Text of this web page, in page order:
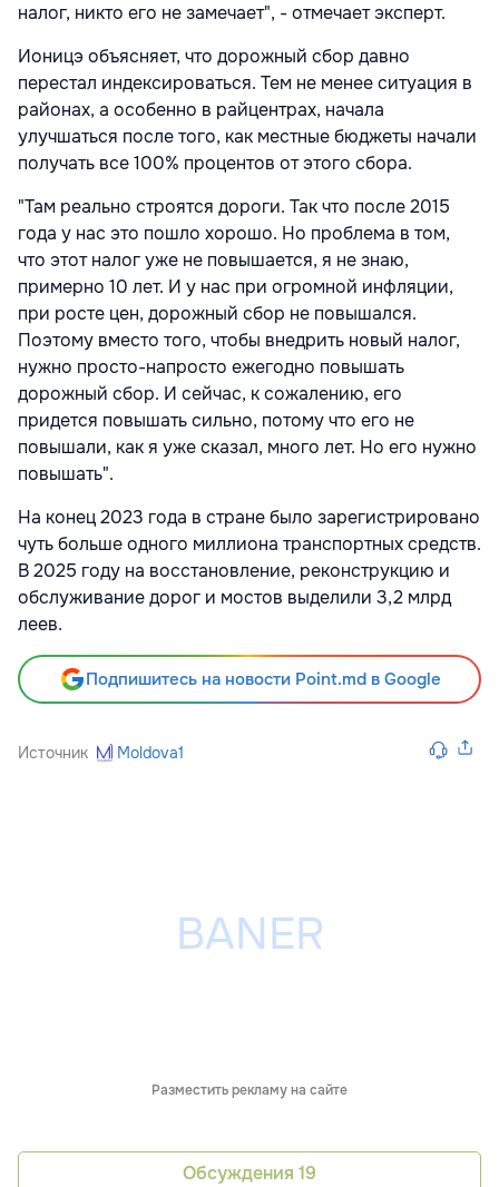
налог, никто его не замечает", - отмечает эксперт.
Ионицэ объясняет, что дорожный сбор давно
перестал индексироваться. Тем не менее ситуация в
районах, а особенно в райцентрах, начала
улучшаться после того, как местные бюджеты начали
получать все 100% процентов от этого сбора.
"Там реально строятся дороги. Так что после 2015
года у нас это пошло хорошо. Но проблема в том,
что этот налог уже не повышается, я не знаю,
примерно 10 лет. И у нас при огромной инфляции,
при росте цен, дорожный сбор не повышался.
Поэтому вместо того, чтобы внедрить новый налог,
нужно просто-напросто ежегодно повышать
дорожный сбор. И сейчас, к сожалению, его
придется повышать сильно, потому что его не
повышали, как я уже сказал, много лет. Но его нужно
повышать".
На конец 2023 года в стране было зарегистрировано
чуть больше одного миллиона транспортных средств.
В 2025 году на восстановление, реконструкцию и
обслуживание дорог и мостов выделили 3,2 млрд
леев.
Подпишитесь на новости Point.md в Google
Источник Moldova1
Разместить рекламу на сайте
Обсуждения 19